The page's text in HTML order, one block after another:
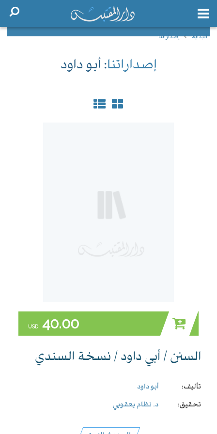
البداية إصداراتنا
إصداراتنا: أبو داود
40.00
USD
السنن / أبي داود / نسخة السندي
تأليف:
أبو داود
تحقيق:
د. نظام يعقوبي